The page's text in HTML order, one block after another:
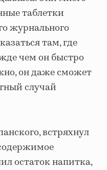
таблетки
журнального
там, где
чем он быстро
он даже сможет
случай
встряхнул
остаток напитка,